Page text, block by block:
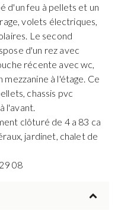
d'un feu à pellets et un
volets électriques,
Le second
d'un rez avec
récente avec wc,
mezzanine à l'étage. Ce
chassis pvc
l'avant.
clôturé de 4 a 83 ca
jardinet, chalet de
08